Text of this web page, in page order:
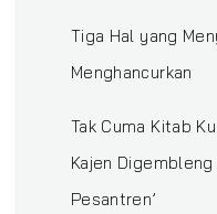
Tiga Hal yang
Menghancurkan
‎Tak Cuma Kitab
Kajen
Pesantren’ ‎